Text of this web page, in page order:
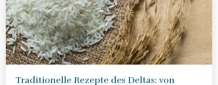
Traditionelle Rezepte des Deltas: von